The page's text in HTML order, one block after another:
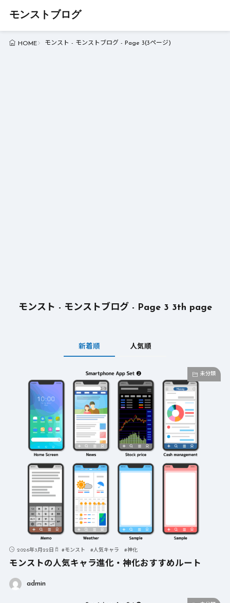
モンストブログ
HOME モンスト - モンストブログ - Page 3(3ページ)
モンスト - モンストブログ - Page 3 3th page
新着順 人気順
未分類
2026年3月22日 #モンスト #人気キャラ #神化
モンストの人気キャラ進化・神化おすすめルート
admin